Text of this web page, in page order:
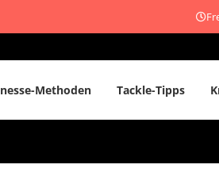
Methoden Tackle-Tipps